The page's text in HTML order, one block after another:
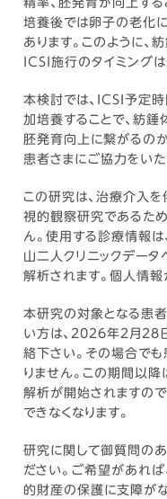
精率、胚発育が向上す
培養後では卵子の老化
あります。このように、
ICSI施行のタイミング
本検討では、ICSI予定
加培養することで、紡錘
胚発育向上に繋がるの
患者さまにご協力をいた
この研究は、治療介入
視的観察研究であるた
ん。使用する診療情報は
山二人クリニックデー
解析されます。個人情報
本研究の対象となる患
い方は、2026年2月28
絡下さい。その場合で
りません。この期間以
解析が開始されますの
できなくなります。
研究に関して御質問の
ださい。ご希望があれ
的財産の保護に支障が